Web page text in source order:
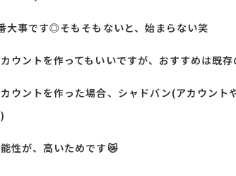
大事です◎そもそもないと、始まらない笑
ウントを作ってもいいですが、おすすめは既
ウントを作った場合、シャドバン(アカウント
性が、高いためです😿